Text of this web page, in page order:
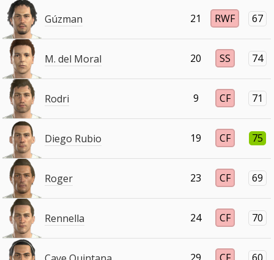
Gúzman 21 RWF 67
M. del Moral 20 SS 74
Rodri 9 CF 71
Diego Rubio 19 CF 75
Roger 23 CF 69
Rennella 24 CF 70